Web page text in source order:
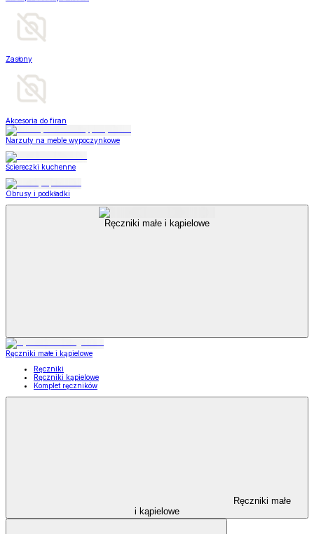
Zasłony
Akcesoria do firan
Narzuty na meble wypoczynkowe
Ściereczki kuchenne
Obrusy i podkładki
Ręczniki małe i kąpielowe
Ręczniki małe i kąpielowe
Ręczniki
Ręczniki kąpielowe
Komplet ręczników
Ręczniki małe
i kąpielowe